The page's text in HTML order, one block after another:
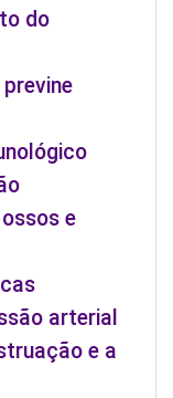
do
e
arterial
e a